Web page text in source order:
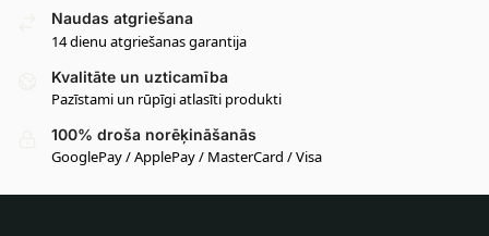
Naudas atgriešana
14 dienu atgriešanas garantija
Kvalitāte un uzticamība
Pazīstami un rūpīgi atlasīti produkti
100% droša norēķināšanās
GooglePay / ApplePay / MasterCard / Visa